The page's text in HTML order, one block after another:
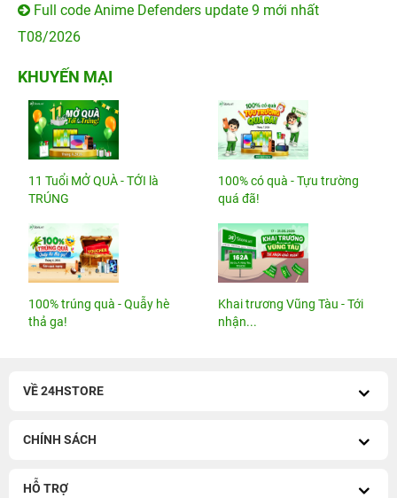
Full code Anime Defenders update 9 mới nhất
T08/2026
KHUYẾN MẠI
11 Tuổi MỞ QUÀ - TỚI là
TRÚNG
100% có quà - Tựu trường
quá đã!
100% trúng quà - Quẫy hè
thả ga!
Khai trương Vũng Tàu - Tới
nhận...
VỀ 24HSTORE
CHÍNH SÁCH
HỖ TRỢ